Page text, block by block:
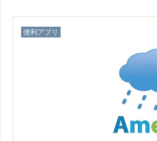
便利アプリ